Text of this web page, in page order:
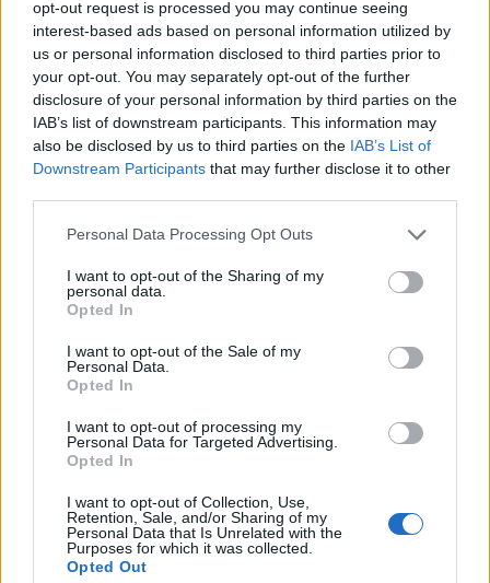
opt-out request is processed you may continue seeing
interest-based ads based on personal information utilized by
us or personal information disclosed to third parties prior to
your opt-out. You may separately opt-out of the further
disclosure of your personal information by third parties on the
IAB’s list of downstream participants. This information may
also be disclosed by us to third parties on the IAB’s List of
Downstream Participants that may further disclose it to other
Please note that this website/app uses one or more Google
not limited to your visit or usage behaviour. You may click to
grant or deny consent to Google and its third-party tags to
use your data for below specified purposes in below Google
consent section.
Personal Data Processing Opt Outs
I want to opt-out of the Sharing of my
personal data.
Opted In
I want to opt-out of the Sale of my
Personal Data.
Opted In
I want to opt-out of processing my
Personal Data for Targeted Advertising.
Opted In
I want to opt-out of Collection, Use,
Retention, Sale, and/or Sharing of my
Personal Data that Is Unrelated with the
Purposes for which it was collected.
Opted Out
κωδικού αναφοράς των στοιχείων προέλευσης
τόπου και ημερομηνίας παραγωγής.
Για την εφαρμογή των μέτρων, το πάχος για τις
πλαστικές σακούλες καθορίζεται με κοινή
απόφαση του Υπουργού Περιβάλλοντος και
Ενέργειας, η οποία εκδίδεται μετά από εισήγηση
του ΕΟΑΝ και των συναρμόδιων υπουργών
Εσωτερικών, Οικονομίας και Ανάπτυξης και
ΔΙΑΒΑΣΤΕ ΕΠΙΣΗΣ
σύζυγο του γιου του να απιστεί με...
Και επισήμως από σήμερα ξεκίνησε το
TAGS